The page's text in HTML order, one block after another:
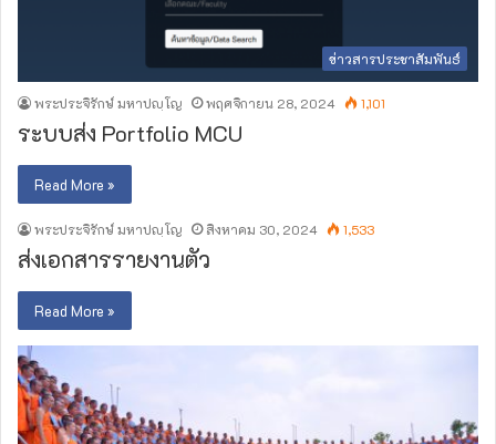
ข่าวสารประชาสัมพันธ์
พระประจิรักษ์ มหาปญฺโญ พฤศจิกายน 28, 2024 1,101
ระบบส่ง Portfolio MCU
Read More »
พระประจิรักษ์ มหาปญฺโญ สิงหาคม 30, 2024 1,533
ส่งเอกสารรายงานตัว
Read More »